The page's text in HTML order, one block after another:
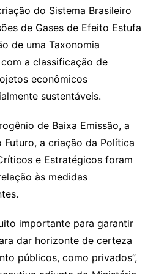
do Sistema Brasileiro
de Gases de Efeito Estufa
de uma Taxonomia
a classificação de
econômicos
sustentáveis.
de Baixa Emissão, a
a criação da Política
e Estratégicos foram
às medidas
importante para garantir
dar horizonte de certeza
públicos, como privados”,